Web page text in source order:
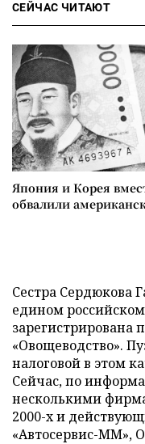
СЕЙЧАС ЧИТАЮТ
Япония и Корея
обвалили
Сестра Сердюкова
едином
зарегистрирована
«Овощеводство».
налоговой в этом
Сейчас, по
несколькими
2000-х и
«Автосервис-ММ»,